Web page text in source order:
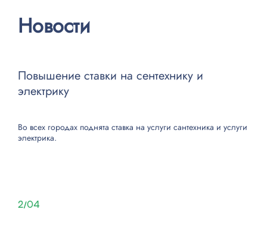
Замена видеокарты
Ремонт системы охлаждения
Новости
Повышение ставки на сентехнику и
электрику
Во всех городах поднята ставка на услуги сантехника и услуги
электрика.
2/04